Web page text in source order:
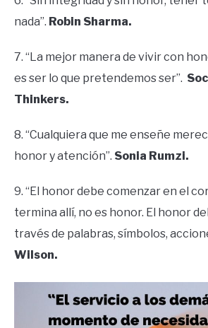
nada”. Robin Sharma.
7. “La mejor manera de vivir con
es ser lo que pretendemos ser”.
Thinkers.
8. “Cualquiera que me enseñe
honor y atención”. Sonia Rumzi.
9. “El honor debe comenzar en el
termina allí, no es honor. El honor
través de palabras, símbolos,
Wilson.